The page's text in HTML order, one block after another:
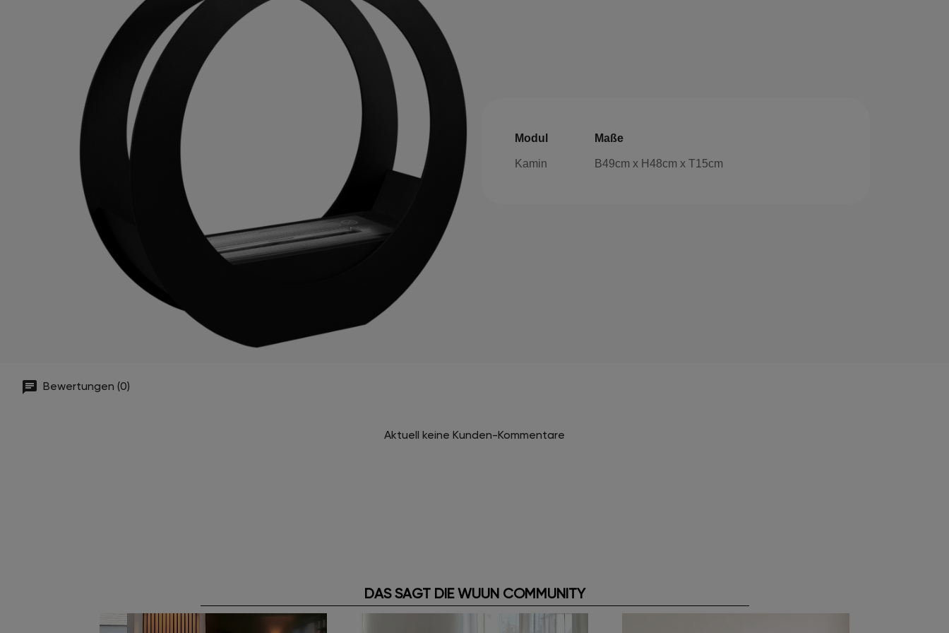
Modul Maße
Kamin B49cm x H48cm x T15cm
Bewertungen (0)
Aktuell keine Kunden-Kommentare
DAS SAGT DIE WUUN COMMUNITY